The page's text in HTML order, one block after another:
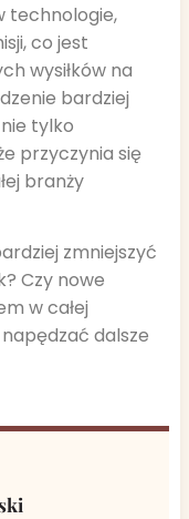
technologie,
co jest
wysiłków na
bardziej
tylko
przyczynia się
branży
zmniejszyć
Czy nowe
w całej
dalsze